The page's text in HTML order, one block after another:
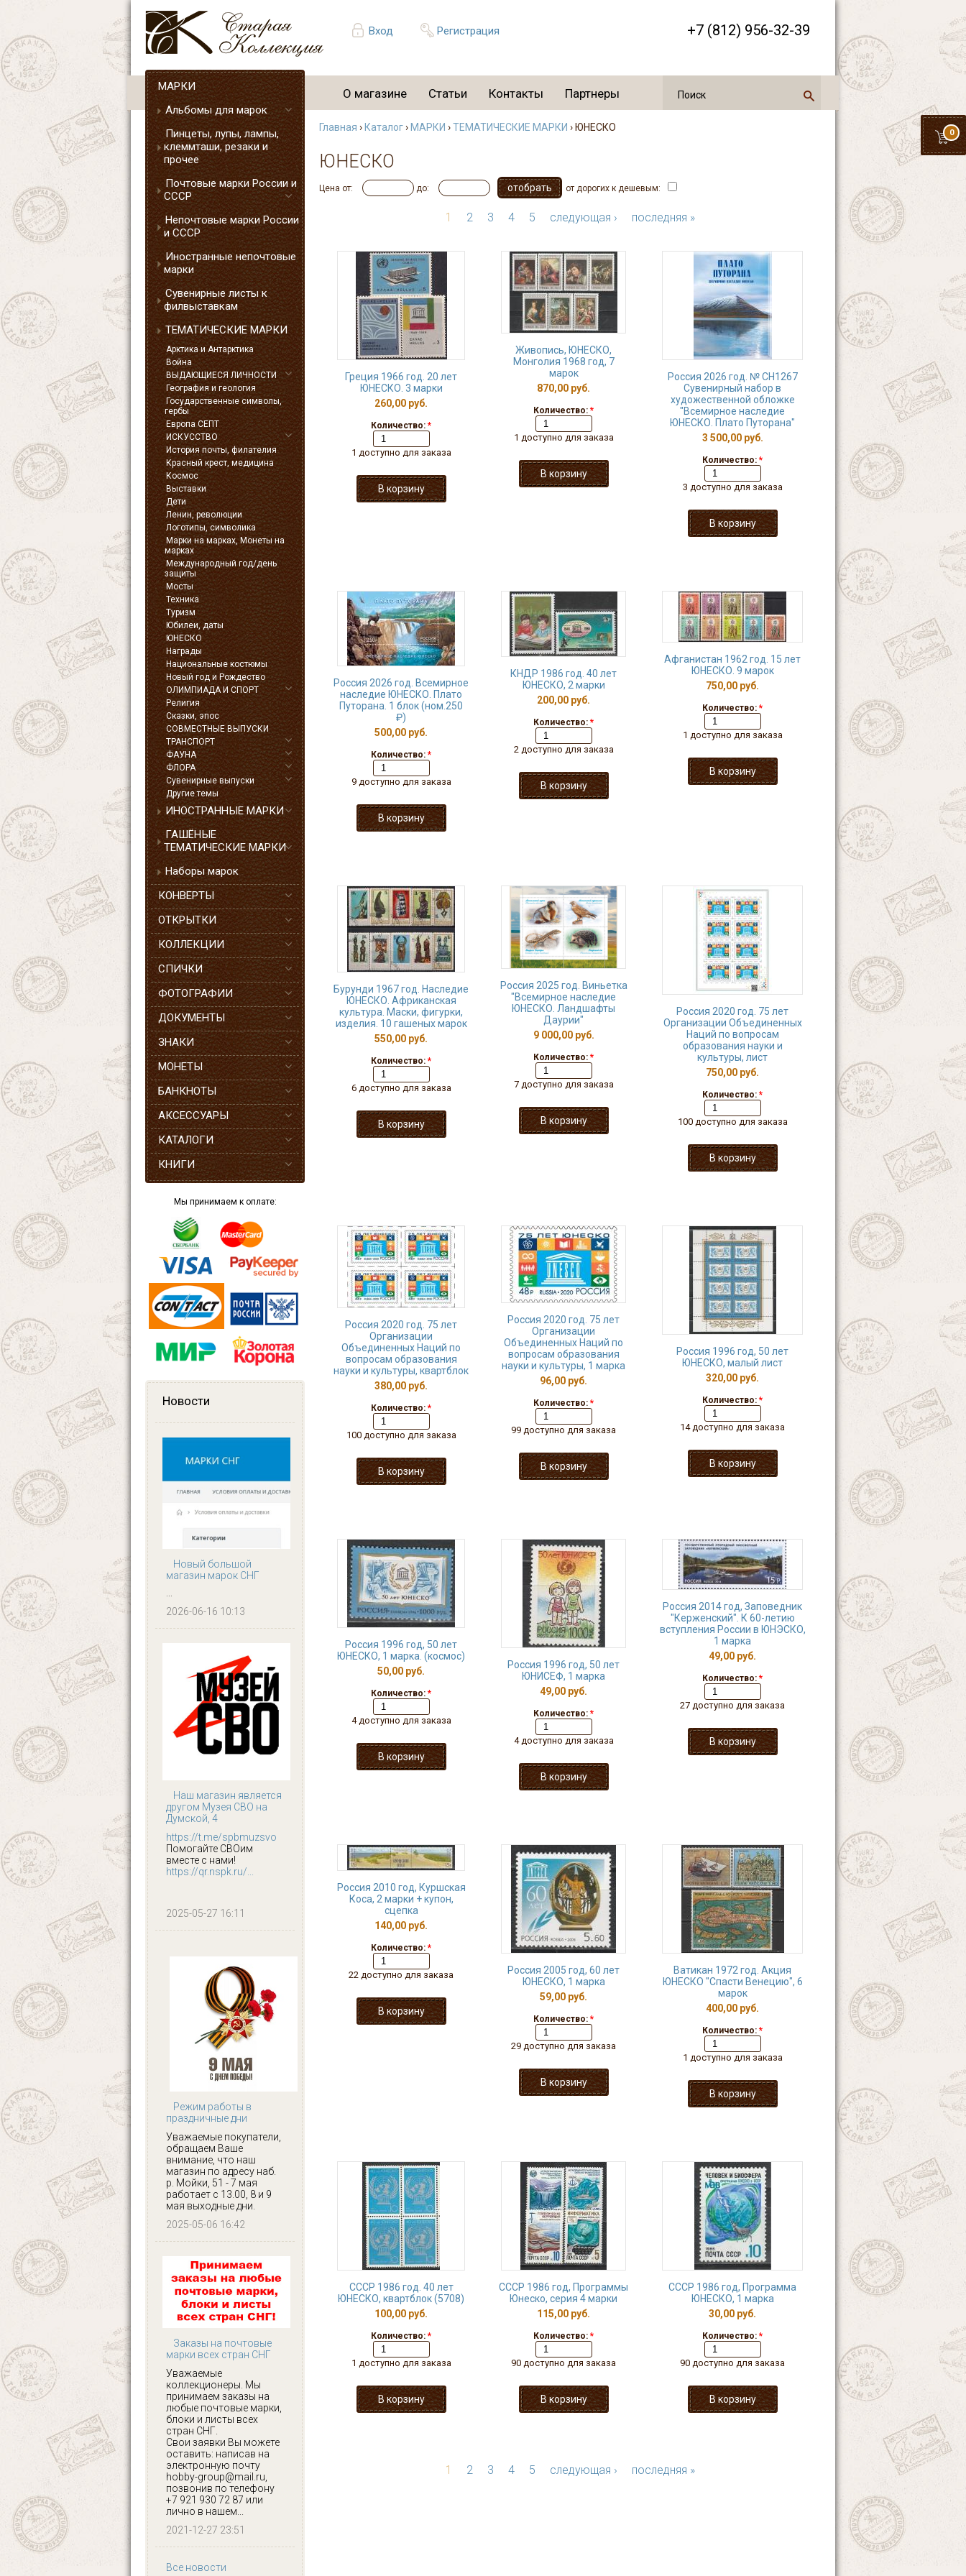
Вход Регистрация +7 (812) 956-32-39
0
О магазине Статьи Контакты Партнеры
МАРКИ
Альбомы для марок
Пинцеты, лупы, лампы,
клеммташи, резаки и
прочее
Почтовые марки России и
СССР
Непочтовые марки России
и СССР
Иностранные непочтовые
марки
Сувенирные листы к
филвыставкам
ТЕМАТИЧЕСКИЕ МАРКИ
Арктика и Антарктика
Война
ВЫДАЮЩИЕСЯ ЛИЧНОСТИ
География и геология
Государственные символы,
гербы
Европа СЕПТ
ИСКУССТВО
История почты, филателия
Красный крест, медицина
Космос
Выставки
Дети
Ленин, революции
Логотипы, символика
Марки на марках, Монеты на
марках
Международный год/день
защиты
Мосты
Техника
Туризм
Юбилеи, даты
ЮНЕСКО
Награды
Национальные костюмы
Новый год и Рождество
ОЛИМПИАДА И СПОРТ
Религия
Сказки, эпос
СОВМЕСТНЫЕ ВЫПУСКИ
ТРАНСПОРТ
ФАУНА
ФЛОРА
Сувенирные выпуски
Другие темы
ИНОСТРАННЫЕ МАРКИ
ГАШЁНЫЕ
ТЕМАТИЧЕСКИЕ МАРКИ
Наборы марок
КОНВЕРТЫ
ОТКРЫТКИ
КОЛЛЕКЦИИ
СПИЧКИ
ФОТОГРАФИИ
ДОКУМЕНТЫ
ЗНАКИ
МОНЕТЫ
БАНКНОТЫ
АКСЕССУАРЫ
КАТАЛОГИ
КНИГИ
Мы принимаем к оплате:
Новости
Новый большой
магазин марок СНГ
...
2026-06-16 10:13
Наш магазин является
другом Музея СВО на
Думской, 4
https://t.me/spbmuzsvo
Помогайте СВОим
вместе с нами!
https://qr.nspk.ru/...
2025-05-27 16:11
Режим работы в
праздничные дни
Уважаемые покупатели,
обращаем Ваше
внимание, что наш
магазин по адресу наб.
р. Мойки, 51 - 7 мая
работает с 13.00, 8 и 9
мая выходные дни.
2025-05-06 16:42
Заказы на почтовые
марки всех стран СНГ
Уважаемые
коллекционеры. Мы
принимаем заказы на
любые почтовые марки,
блоки и листы всех
стран СНГ.
Свои заявки Вы можете
оставить: написав на
электронную почту
hobby-group@mail.ru,
позвонив по телефону
+7 921 930 72 87 или
лично в нашем...
2021-12-27 23:51
Все новости
Главная › Каталог› МАРКИ ›ТЕМАТИЧЕСКИЕ МАРКИ › ЮНЕСКО
ЮНЕСКО
Цена от: до: от дорогих к дешевым:
1 2 3 4 5 следующая › последняя »
Греция 1966 год. 20 лет
ЮНЕСКО. 3 марки
260,00 руб.
Количество: *
1 доступно для заказа
Живопись, ЮНЕСКО,
Монголия 1968 год, 7
марок
870,00 руб.
Количество: *
1 доступно для заказа
Россия 2026 год. № СН1267
Сувенирный набор в
художественной обложке
"Всемирное наследие
ЮНЕСКО. Плато Путорана"
3 500,00 руб.
Количество: *
3 доступно для заказа
Россия 2026 год. Всемирное
наследие ЮНЕСКО. Плато
Путорана. 1 блок (ном.250
₽)
500,00 руб.
Количество: *
9 доступно для заказа
КНДР 1986 год. 40 лет
ЮНЕСКО, 2 марки
200,00 руб.
Количество: *
2 доступно для заказа
Афганистан 1962 год. 15 лет
ЮНЕСКО. 9 марок
750,00 руб.
Количество: *
1 доступно для заказа
Бурунди 1967 год. Наследие
ЮНЕСКО. Африканская
культура. Маски, фигурки,
изделия. 10 гашеных марок
550,00 руб.
Количество: *
6 доступно для заказа
Россия 2025 год. Виньетка
"Всемирное наследие
ЮНЕСКО. Ландшафты
Даурии"
9 000,00 руб.
Количество: *
7 доступно для заказа
Россия 2020 год. 75 лет
Организации Объединенных
Наций по вопросам
образования науки и
культуры, лист
750,00 руб.
Количество: *
100 доступно для заказа
Россия 2020 год. 75 лет
Организации
Объединенных Наций по
вопросам образования
науки и культуры, квартблок
380,00 руб.
Количество: *
100 доступно для заказа
Россия 2020 год. 75 лет
Организации
Объединенных Наций по
вопросам образования
науки и культуры, 1 марка
96,00 руб.
Количество: *
99 доступно для заказа
Россия 1996 год, 50 лет
ЮНЕСКО, малый лист
320,00 руб.
Количество: *
14 доступно для заказа
Россия 1996 год, 50 лет
ЮНЕСКО, 1 марка. (космос)
50,00 руб.
Количество: *
4 доступно для заказа
Россия 1996 год, 50 лет
ЮНИСЕФ, 1 марка
49,00 руб.
Количество: *
4 доступно для заказа
Россия 2014 год, Заповедник
"Керженский". К 60-летию
вступления России в ЮНЭСКО,
1 марка
49,00 руб.
Количество: *
27 доступно для заказа
Россия 2010 год, Куршская
Коса, 2 марки + купон,
сцепка
140,00 руб.
Количество: *
22 доступно для заказа
Россия 2005 год, 60 лет
ЮНЕСКО, 1 марка
59,00 руб.
Количество: *
29 доступно для заказа
Ватикан 1972 год. Акция
ЮНЕСКО "Спасти Венецию", 6
марок
400,00 руб.
Количество: *
1 доступно для заказа
СССР 1986 год. 40 лет
ЮНЕСКО, квартблок (5708)
100,00 руб.
Количество: *
1 доступно для заказа
СССР 1986 год, Программы
Юнеско, серия 4 марки
115,00 руб.
Количество: *
90 доступно для заказа
СССР 1986 год, Программа
ЮНЕСКО, 1 марка
30,00 руб.
Количество: *
90 доступно для заказа
1 2 3 4 5 следующая › последняя »